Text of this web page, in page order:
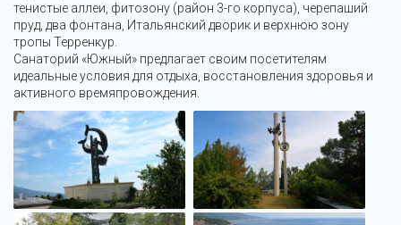
тенистые аллеи, фитозону (район 3-го корпуса), черепаший
пруд, два фонтана, Итальянский дворик и верхнюю зону
тропы Терренкур.
Санаторий «Южный» предлагает своим посетителям
идеальные условия для отдыха, восстановления здоровья и
активного времяпровождения.